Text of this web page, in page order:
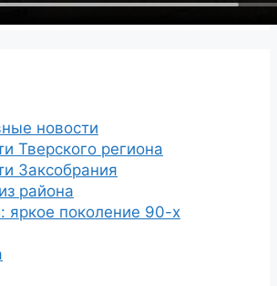
новости
Тверского региона
Заксобрания
района
яркое поколение 90-х